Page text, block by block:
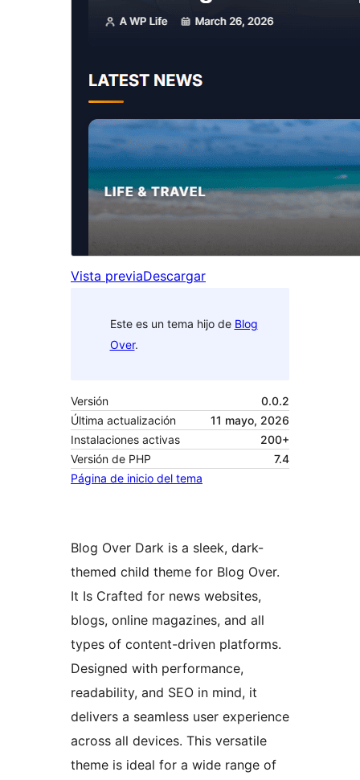
Vista previaDescargar
Este es un tema hijo de Blog
Over.
Versión
0.0.2
Última actualización
11 mayo, 2026
Instalaciones activas
200+
Versión de PHP
7.4
Página de inicio del tema
Blog Over Dark is a sleek, dark-
themed child theme for Blog Over.
It Is Crafted for news websites,
blogs, online magazines, and all
types of content-driven platforms.
Designed with performance,
readability, and SEO in mind, it
delivers a seamless user experience
across all devices. This versatile
theme is ideal for a wide range of